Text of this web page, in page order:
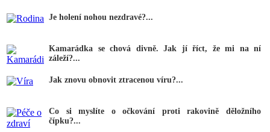
Je holení nohou nezdravé?...
Kamarádka se chová divně. Jak jí říct, že mi na ní
záleží?...
Jak znovu obnovit ztracenou víru?...
Co si myslíte o očkování proti rakovině děložního
čípku?...